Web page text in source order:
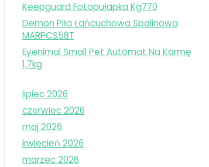
Keepguard Fotopułapka Kg770
Demon Piła Łańcuchowa Spalinowa
MARPCS58T
Eyenimal Small Pet Automat Na Karmę
1,7kg
lipiec 2026
czerwiec 2026
maj 2026
kwiecień 2026
marzec 2026